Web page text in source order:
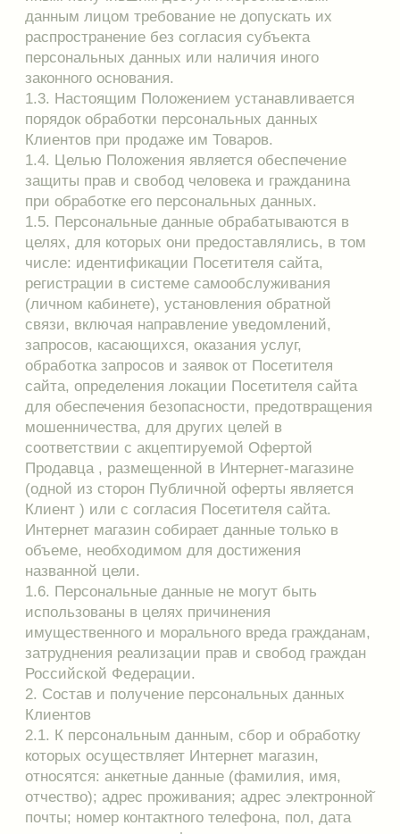
отчество); адрес проживания; адрес электронной̆
почты; номер контактного телефона, пол, дата
рождения, а также информация,
самостоятельно при регистрации в личном
кабинете, при оформлении заказа в интернет-
магазине или в процессе использования Сайта.
2.2. Все персональные данные сотрудники
Продавца получают непосредственно от
субъекта персональных данных - Клиентов.
2.3. Согласие на обработку персональных
данных считается предоставленным
посредством проставления на Сайте в
соответствующей форме отметки о согласии на
обработку персональных данных в объеме, для
целей и в порядке, предусмотренных в
предлагаемом перед получением согласия для
3. Обработка и хранение персональных данных
Клиентов
3.1. Обработка персональных данных Интернет
магазином в интересах Клиентов заключается в
получении, систематизации, накоплении,
хранении, уточнении (обновлении, изменении),
использовании, распространении,
обезличивании, блокировании, уничтожении и в
защите от несанкционированного доступа
персональных данных Клиентов.
3.2. Согласие Клиентов на обработку
персональных данных не требуется, поскольку
обработка персональных данных
осуществляется в целях исполнения Публичной
оферты, одной из сторон которой является
субъект персональных данных - Клиент.
3.3. Обработка персональных данных Клиентов
ведется методом смешанной обработки.
3.4. К обработке персональных данных Клиентов
могут иметь доступ только сотрудники
Продавца, допущенные к работе с
персональными данными Клиента и
подписавшие Соглашение о неразглашении
персональных данных Клиента.
3.5 Персональные данные Клиентов в
электронном виде хранятся в локальной
компьютерной сети Интернет магазина, в
электронных папках и файлах в персональных
компьютерах Продавца, сотрудников Продавца,
допущенных к обработке персональных данных
Клиентов.
данных Клиентов
4.1. Использование персональных данных
Клиентов осуществляется исключительно для
достижения целей, определенных Публичной
офертой между Клиентом и Интернет магазином.
4.2. При передаче персональных данных
Клиентов Интернет магазин должен соблюдать